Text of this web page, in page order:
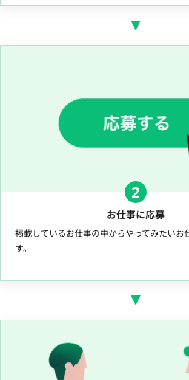
2
お仕事に応募
掲載しているお仕事の中からやってみたいお
す。